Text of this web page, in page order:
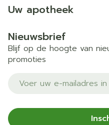
Uw apotheek
Nieuwsbrief
Blijf op de hoogte van
promoties
E-mail adres